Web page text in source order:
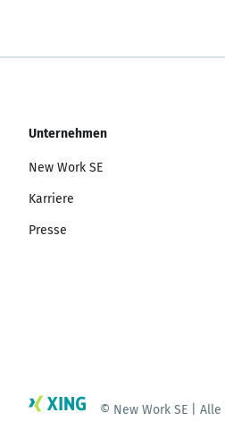
Unternehmen
New Work SE
Karriere
Presse
© New Work SE |